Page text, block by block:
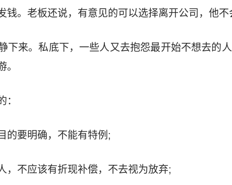
钱。老板还说，有意见的可以选择离开公司，他不
下来。私底下，一些人又去抱怨最开始不想去的
：
的要明确，不能有特例;
，不应该有折现补偿，不去视为放弃;